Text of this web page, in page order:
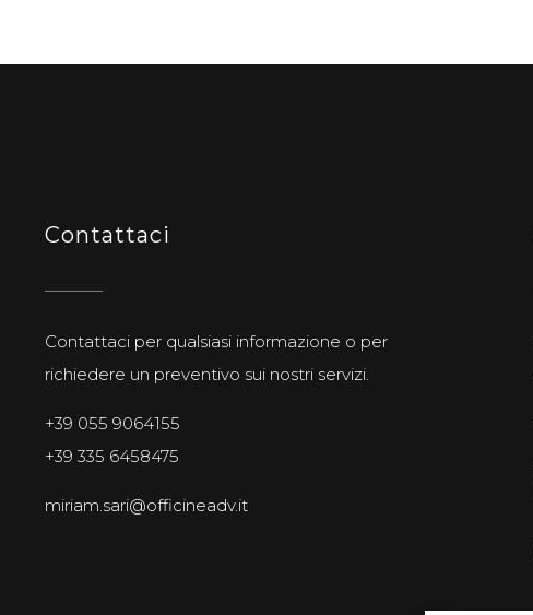
Contattaci
Contattaci per qualsiasi informazione o per
richiedere un preventivo sui nostri servizi.
+39 055 9064155
+39 335 6458475
miriam.sari@officineadv.it